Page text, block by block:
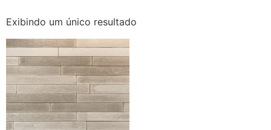
Exibindo um único resultado